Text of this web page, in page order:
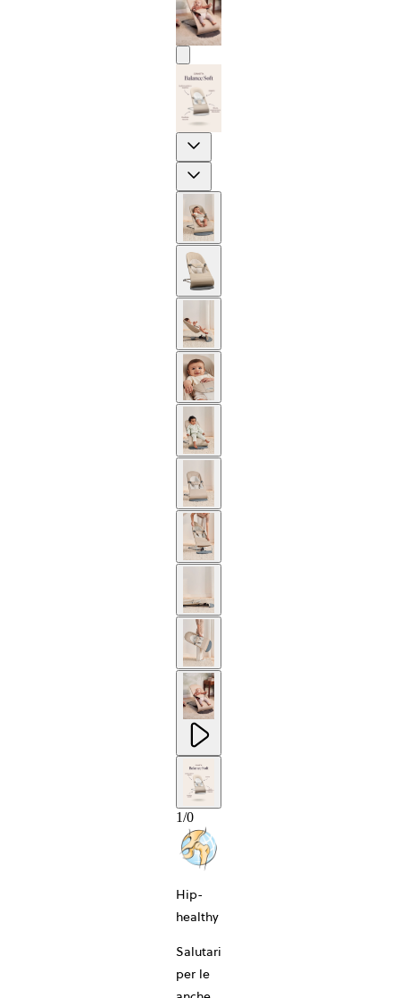
1/0
Hip-
healthy
Salutari
per le